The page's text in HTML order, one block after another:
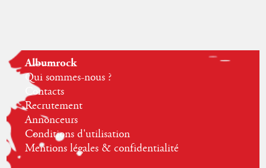
Albumrock
Qui sommes-nous ?
Contacts
Recrutement
Annonceurs
Conditions d'utilisation
Mentions légales & confidentialité